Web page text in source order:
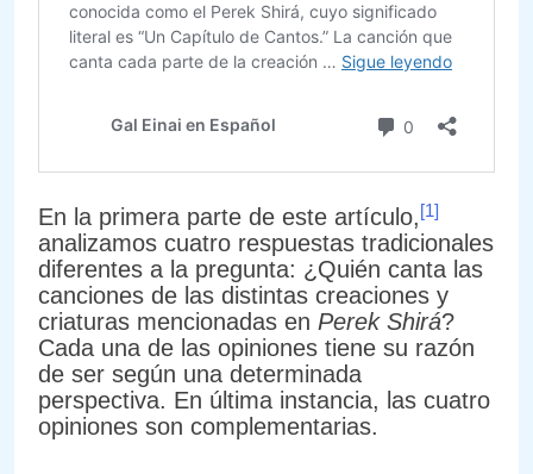
En la primera parte de este artículo,[1]
analizamos cuatro respuestas tradicionales
diferentes a la pregunta: ¿Quién canta las
canciones de las distintas creaciones y
criaturas mencionadas en Perek Shirá?
Cada una de las opiniones tiene su razón
de ser según una determinada
perspectiva. En última instancia, las cuatro
opiniones son complementarias.